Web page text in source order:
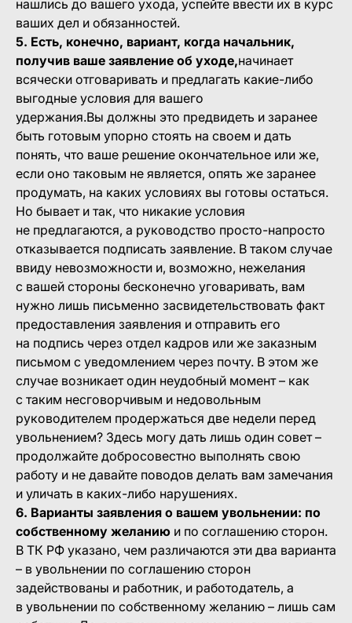
нашлись до вашего ухода, успейте ввести их в курс
ваших дел и обязанностей.
5. Есть, конечно, вариант, когда начальник,
получив ваше заявление об уходе,начинает
всячески отговаривать и предлагать какие-либо
выгодные условия для вашего
удержания.Вы должны это предвидеть и заранее
быть готовым упорно стоять на своем и дать
понять, что ваше решение окончательное или же,
если оно таковым не является, опять же заранее
продумать, на каких условиях вы готовы остаться.
Но бывает и так, что никакие условия
не предлагаются, а руководство просто-напросто
отказывается подписать заявление. В таком случае
ввиду невозможности и, возможно, нежелания
с вашей стороны бесконечно уговаривать, вам
нужно лишь письменно засвидетельствовать факт
предоставления заявления и отправить его
на подпись через отдел кадров или же заказным
письмом с уведомлением через почту. В этом же
случае возникает один неудобный момент – как
с таким несговорчивым и недовольным
руководителем продержаться две недели перед
увольнением? Здесь могу дать лишь один совет –
продолжайте добросовестно выполнять свою
работу и не давайте поводов делать вам замечания
и уличать в каких-либо нарушениях.
6. Варианты заявления о вашем увольнении: по
собственному желанию и по соглашению сторон.
В ТК РФ указано, чем различаются эти два варианта
– в увольнении по соглашению сторон
задействованы и работник, и работодатель, а
в увольнении по собственному желанию – лишь сам